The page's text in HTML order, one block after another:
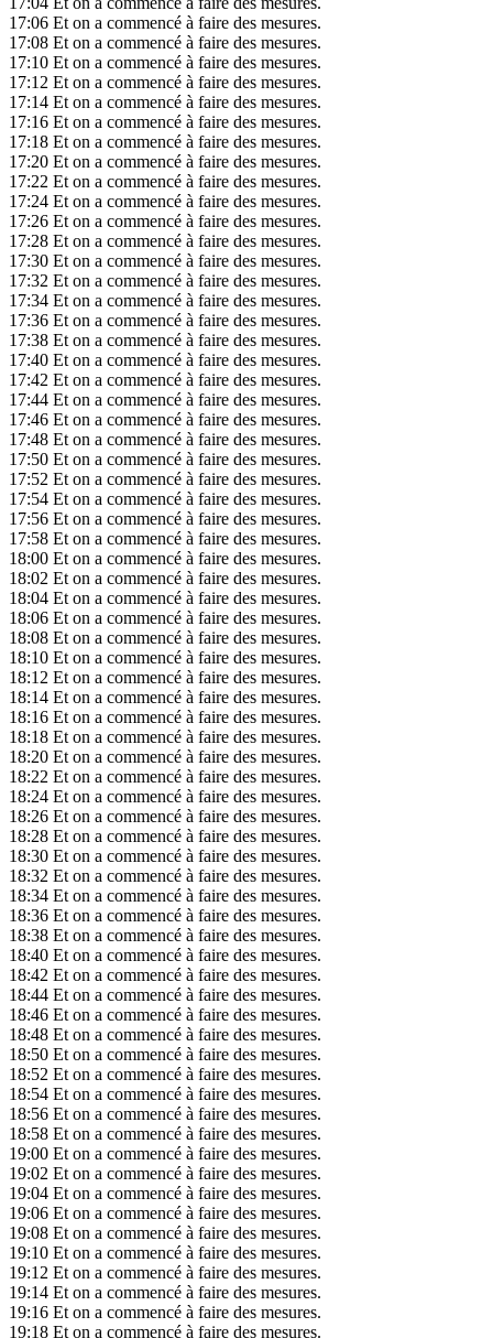
17:06 Et on a commencé à faire des mesures.
17:08 Et on a commencé à faire des mesures.
17:10 Et on a commencé à faire des mesures.
17:12 Et on a commencé à faire des mesures.
17:14 Et on a commencé à faire des mesures.
17:16 Et on a commencé à faire des mesures.
17:18 Et on a commencé à faire des mesures.
17:20 Et on a commencé à faire des mesures.
17:22 Et on a commencé à faire des mesures.
17:24 Et on a commencé à faire des mesures.
17:26 Et on a commencé à faire des mesures.
17:28 Et on a commencé à faire des mesures.
17:30 Et on a commencé à faire des mesures.
17:32 Et on a commencé à faire des mesures.
17:34 Et on a commencé à faire des mesures.
17:36 Et on a commencé à faire des mesures.
17:38 Et on a commencé à faire des mesures.
17:40 Et on a commencé à faire des mesures.
17:42 Et on a commencé à faire des mesures.
17:44 Et on a commencé à faire des mesures.
17:46 Et on a commencé à faire des mesures.
17:48 Et on a commencé à faire des mesures.
17:50 Et on a commencé à faire des mesures.
17:52 Et on a commencé à faire des mesures.
17:54 Et on a commencé à faire des mesures.
17:56 Et on a commencé à faire des mesures.
17:58 Et on a commencé à faire des mesures.
18:00 Et on a commencé à faire des mesures.
18:02 Et on a commencé à faire des mesures.
18:04 Et on a commencé à faire des mesures.
18:06 Et on a commencé à faire des mesures.
18:08 Et on a commencé à faire des mesures.
18:10 Et on a commencé à faire des mesures.
18:12 Et on a commencé à faire des mesures.
18:14 Et on a commencé à faire des mesures.
18:16 Et on a commencé à faire des mesures.
18:18 Et on a commencé à faire des mesures.
18:20 Et on a commencé à faire des mesures.
18:22 Et on a commencé à faire des mesures.
18:24 Et on a commencé à faire des mesures.
18:26 Et on a commencé à faire des mesures.
18:28 Et on a commencé à faire des mesures.
18:30 Et on a commencé à faire des mesures.
18:32 Et on a commencé à faire des mesures.
18:34 Et on a commencé à faire des mesures.
18:36 Et on a commencé à faire des mesures.
18:38 Et on a commencé à faire des mesures.
18:40 Et on a commencé à faire des mesures.
18:42 Et on a commencé à faire des mesures.
18:44 Et on a commencé à faire des mesures.
18:46 Et on a commencé à faire des mesures.
18:48 Et on a commencé à faire des mesures.
18:50 Et on a commencé à faire des mesures.
18:52 Et on a commencé à faire des mesures.
18:54 Et on a commencé à faire des mesures.
18:56 Et on a commencé à faire des mesures.
18:58 Et on a commencé à faire des mesures.
19:00 Et on a commencé à faire des mesures.
19:02 Et on a commencé à faire des mesures.
19:04 Et on a commencé à faire des mesures.
19:06 Et on a commencé à faire des mesures.
19:08 Et on a commencé à faire des mesures.
19:10 Et on a commencé à faire des mesures.
19:12 Et on a commencé à faire des mesures.
19:14 Et on a commencé à faire des mesures.
19:16 Et on a commencé à faire des mesures.
19:18 Et on a commencé à faire des mesures.